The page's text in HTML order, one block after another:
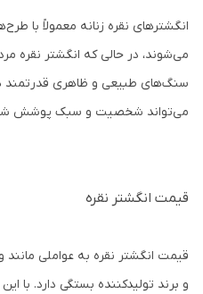
انگشترهای نقره زنانه معمولاً با
می‌شوند، در حالی که انگشتر نقره
سنگ‌های طبیعی و ظاهری
می‌تواند شخصیت و سبک پوشش
قیمت انگشتر نقره
قیمت انگشتر نقره به عواملی
و برند تولیدکننده بستگی دارد. با